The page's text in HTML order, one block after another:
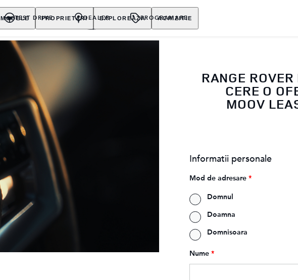
MODELE PROPRIETARI EXPLOREAZA ACHIZITIE
TEST DRIVE DEALER PROGRAMARE
RANGE ROVER
CERE O
MOOV
Informatii personale
Mod de adresare *
Domnul
Doamna
Domnisoara
Nume *